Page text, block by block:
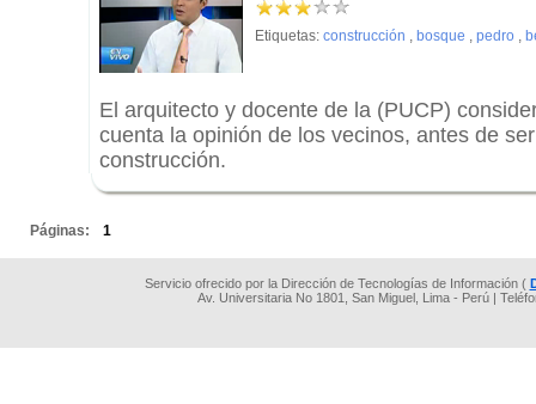
Etiquetas: construcción , bosque , pedro ,
El arquitecto y docente de la (PUCP)
cuenta la opinión de los vecinos, antes de
construcción.
Páginas: 1
Servicio ofrecido por la Dirección de Tecnologías de Información (
Av. Universitaria No 1801, San Miguel, Lima - Perú |